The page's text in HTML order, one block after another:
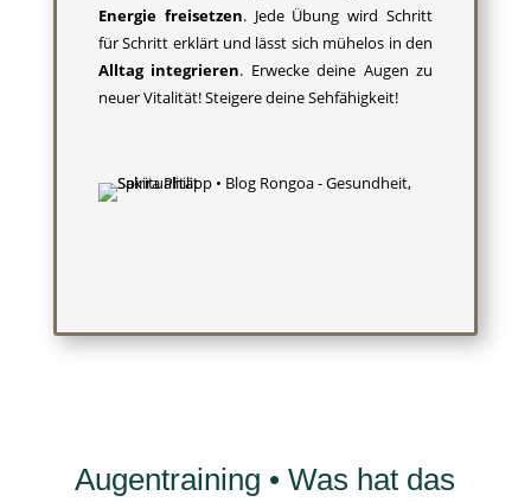
Energie freisetzen. Jede Übung wird Schritt
für Schritt erklärt und lässt sich mühelos in den
Alltag integrieren. Erwecke deine Augen zu
neuer Vitalität! Steigere deine Sehfähigkeit!
Augentraining • Was hat das